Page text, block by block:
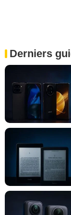
Derniers